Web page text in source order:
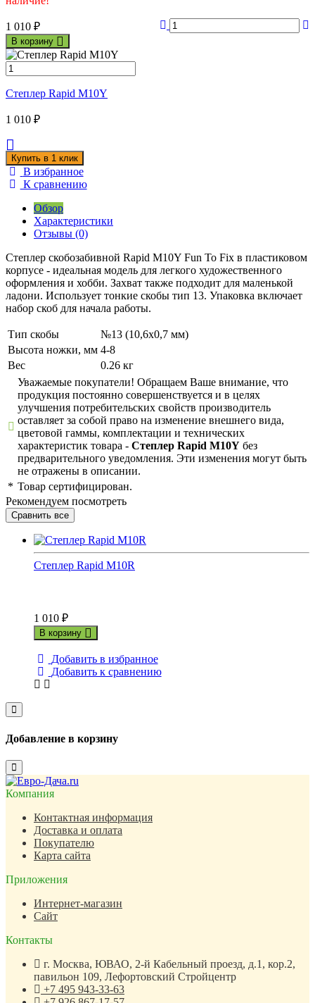
1 010 ₽
В корзину
Степлер Rapid M10Y
1 010 ₽
В избранное
К сравнению
Обзор
Характеристики
Отзывы (0)
Степлер скобозабивной Rapid M10Y Fun To Fix в пластиковом
корпусе - идеальная модель для легкого художественного
оформления и хобби. Захват также подходит для маленькой
ладони. Использует тонкие скобы тип 13. Упаковка включает
набор скоб для начала работы.
Тип скобы
№13 (10,6х0,7 мм)
Высота ножки, мм 4-8
Вес
0.26 кг
Уважаемые покупатели! Обращаем Ваше внимание, что
продукция постоянно совершенствуется и в целях
улучшения потребительских свойств производитель
оставляет за собой право на изменение внешнего вида,
цветовой гаммы, комплектации и технических
характеристик товара - Степлер Rapid M10Y без
предварительного уведомления. Эти изменения могут быть
не отражены в описании.
* Товар сертифицирован.
Рекомендуем посмотреть
Степлер Rapid M10R
1 010 ₽
В корзину
Добавить в избранное
Добавить к сравнению
Добавление в корзину
Компания
Контактная информация
Доставка и оплата
Покупателю
Карта сайта
Приложения
Интернет-магазин
Сайт
Контакты
г. Москва, ЮВАО, 2-й Кабельный проезд, д.1, кор.2,
павильон 109, Лефортовский Стройцентр
+7 495 943-33-63